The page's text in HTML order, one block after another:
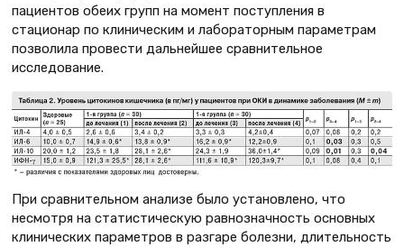
пациентов обеих групп на момент поступления в
стационар по клиническим и лабораторным параметрам
позволила провести дальнейшее сравнительное
исследование.
При сравнительном анализе было установлено, что
несмотря на статистическую равнозначность основных
клинических параметров в разгаре болезни, длительность